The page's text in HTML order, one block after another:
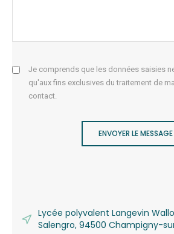
Je comprends que les données saisies
qu'aux fins exclusives du traitement de
contact.
ENVOYER LE MESSAGE
Lycée polyvalent Langevin
Salengro, 94500 Champigny-